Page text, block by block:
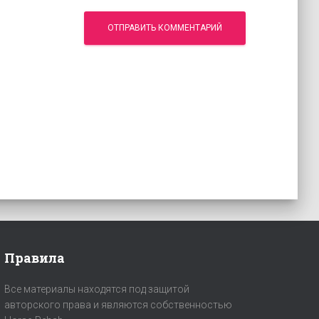
Правила
Все материалы находятся под защитой
авторского права и являются собственностью